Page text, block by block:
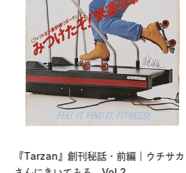
『Tarzan』創刊秘話・前編｜ウチサカ